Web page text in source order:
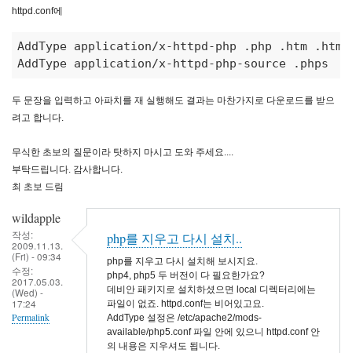
httpd.conf에
AddType application/x-httpd-php .php .htm
AddType application/x-httpd-php-source .phps
두 문장을 입력하고 아파치를 재 실행해도 결과는 마찬가지로 다운로드를 받으
려고 합니다.
무식한 초보의 질문이라 탓하지 마시고 도와 주세요....
부탁드립니다. 감사합니다.
최 초보 드림
wildapple
작성:
2009.11.13.
(Fri) - 09:34
수정:
2017.05.03.
(Wed) -
17:24
Permalink
php를 지우고 다시 설치..
php를 지우고 다시 설치해 보시지요.
php4, php5 두 버전이 다 필요한가요?
데비안 패키지로 설치하셨으면 local 디렉터리에는
파일이 없죠. httpd.conf는 비어있고요.
AddType 설정은 /etc/apache2/mods-
available/php5.conf 파일 안에 있으니 httpd.conf 안
의 내용은 지우셔도 됩니다.